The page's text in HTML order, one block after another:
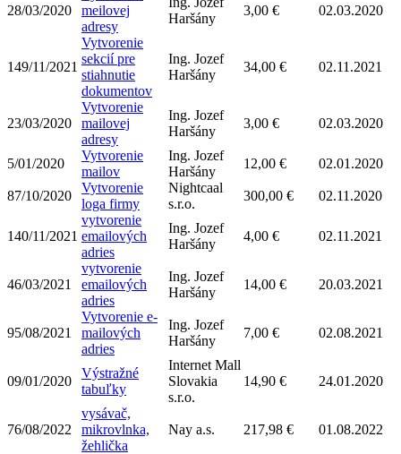
28/03/2020
meilovej
adresy
Haršány
3,00 € 02.03.2020
149/11/2021
Vytvorenie
sekcií pre
stiahnutie
dokumentov
Ing. Jozef
Haršány
34,00 € 02.11.2021
23/03/2020
Vytvorenie
mailovej
adresy
Ing. Jozef
Haršány
3,00 € 02.03.2020
5/01/2020
Vytvorenie
mailov
Ing. Jozef
Haršány
12,00 € 02.01.2020
87/10/2020
Vytvorenie
loga firmy
Nightcaal
s.r.o.
300,00 € 02.11.2020
140/11/2021
vytvorenie
emailových
adries
Ing. Jozef
Haršány
4,00 € 02.11.2021
46/03/2021
vytvorenie
emailových
adries
Ing. Jozef
Haršány
14,00 € 20.03.2021
95/08/2021
Vytvorenie e-
mailových
adries
Ing. Jozef
Haršány
7,00 € 02.08.2021
09/01/2020
Výstražné
tabuľky
Internet Mall
Slovakia
s.r.o.
14,90 € 24.01.2020
76/08/2022
vysávač,
mikrovlnka,
žehlička
Nay a.s. 217,98 € 01.08.2022